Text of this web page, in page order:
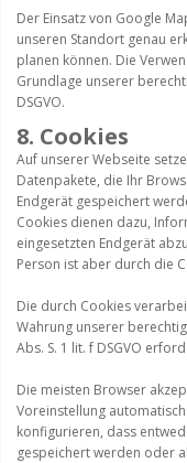
Der Einsatz von Google
unseren Standort genau
planen können. Die
Grundlage unserer
DSGVO.
8. Cookies
Auf unserer Webseite
Datenpakete, die Ihr
Endgerät gespeichert
Cookies dienen dazu,
eingesetzten Endgerät
Person ist aber durch die
Die durch Cookies
Wahrung unserer
Abs. S. 1 lit. f DSGVO
Die meisten Browser
Voreinstellung
konfigurieren, dass
gespeichert werden oder